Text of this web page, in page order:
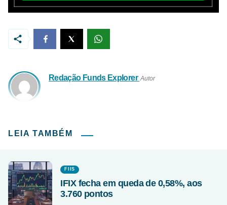
Redação Funds Explorer Autor
LEIA TAMBÉM
FIIS
IFIX fecha em queda de 0,58%, aos
3.760 pontos